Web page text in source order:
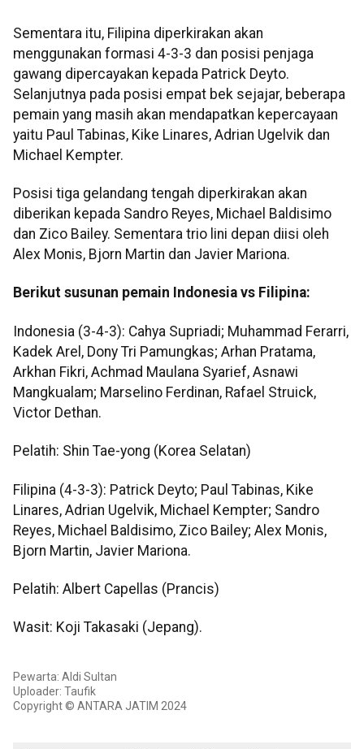
Sementara itu, Filipina diperkirakan akan
menggunakan formasi 4-3-3 dan posisi penjaga
gawang dipercayakan kepada Patrick Deyto.
Selanjutnya pada posisi empat bek sejajar, beberapa
pemain yang masih akan mendapatkan kepercayaan
yaitu Paul Tabinas, Kike Linares, Adrian Ugelvik dan
Michael Kempter.
Posisi tiga gelandang tengah diperkirakan akan
diberikan kepada Sandro Reyes, Michael Baldisimo
dan Zico Bailey. Sementara trio lini depan diisi oleh
Alex Monis, Bjorn Martin dan Javier Mariona.
Berikut susunan pemain Indonesia vs Filipina:
Indonesia (3-4-3): Cahya Supriadi; Muhammad Ferarri,
Kadek Arel, Dony Tri Pamungkas; Arhan Pratama,
Arkhan Fikri, Achmad Maulana Syarief, Asnawi
Mangkualam; Marselino Ferdinan, Rafael Struick,
Victor Dethan.
Pelatih: Shin Tae-yong (Korea Selatan)
Filipina (4-3-3): Patrick Deyto; Paul Tabinas, Kike
Linares, Adrian Ugelvik, Michael Kempter; Sandro
Reyes, Michael Baldisimo, Zico Bailey; Alex Monis,
Bjorn Martin, Javier Mariona.
Pelatih: Albert Capellas (Prancis)
Wasit: Koji Takasaki (Jepang).
Pewarta: Aldi Sultan
Uploader: Taufik
Copyright © ANTARA JATIM 2024